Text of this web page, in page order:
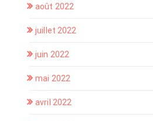
août 2022
juillet 2022
juin 2022
mai 2022
avril 2022